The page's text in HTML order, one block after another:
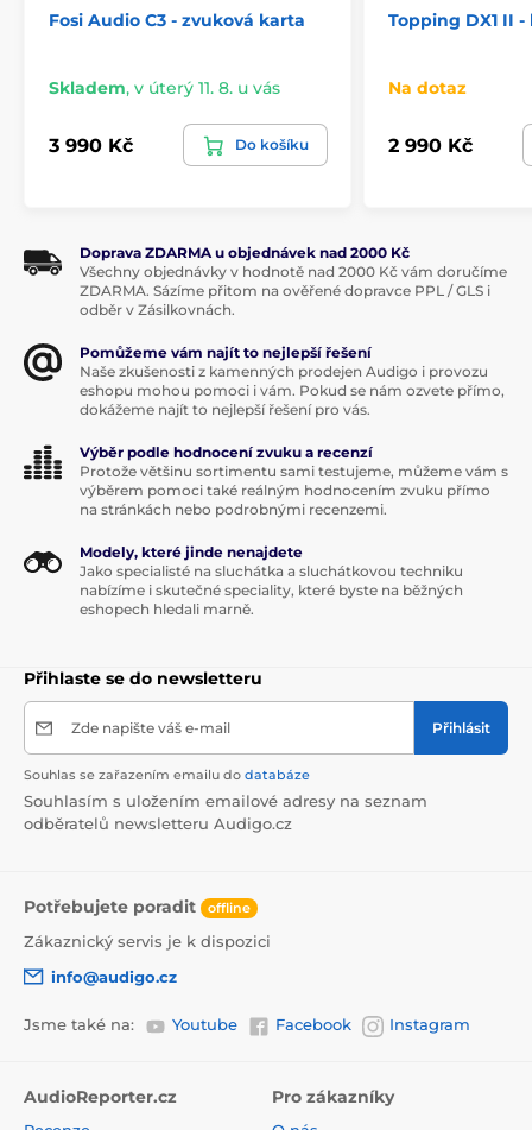
Fosi Audio C3 - zvuková karta
Skladem, v úterý 11. 8. u vás
3 990 Kč Do košíku
Topping DX1 II -
Na dotaz
2 990 Kč
Doprava ZDARMA u objednávek nad 2000 Kč
Všechny objednávky v hodnotě nad 2000 Kč vám doručíme
ZDARMA. Sázíme přitom na ověřené dopravce PPL / GLS i
odběr v Zásilkovnách.
Pomůžeme vám najít to nejlepší řešení
Naše zkušenosti z kamenných prodejen Audigo i provozu
eshopu mohou pomoci i vám. Pokud se nám ozvete přímo,
dokážeme najít to nejlepší řešení pro vás.
Výběr podle hodnocení zvuku a recenzí
Protože většinu sortimentu sami testujeme, můžeme vám s
výběrem pomoci také reálným hodnocením zvuku přímo
na stránkách nebo podrobnými recenzemi.
Modely, které jinde nenajdete
Jako specialisté na sluchátka a sluchátkovou techniku
nabízíme i skutečné speciality, které byste na běžných
eshopech hledali marně.
Přihlaste se do newsletteru
Zde napište váš e-mail Přihlásit
Souhlas se zařazením emailu do databáze
Souhlasím s uložením emailové adresy na seznam
odběratelů newsletteru Audigo.cz
Potřebujete poradit offline
Zákaznický servis je k dispozici
info@audigo.cz
Jsme také na: Youtube Facebook Instagram
AudioReporter.cz Pro zákazníky